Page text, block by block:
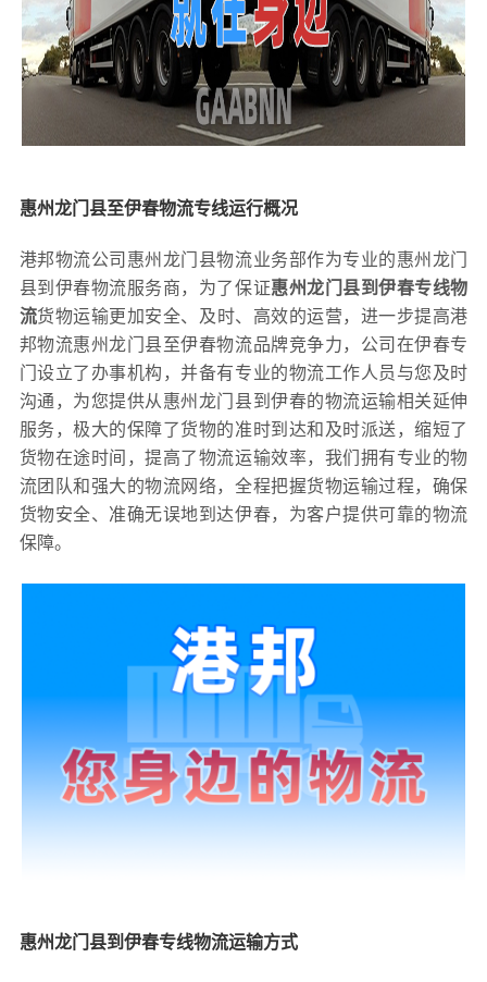
惠州龙门县至伊春物流专线运行概况
港邦物流公司惠州龙门县物流业务部作为专业的惠州龙门
县到伊春物流服务商，为了保证惠州龙门县到伊春专线物
流货物运输更加安全、及时、高效的运营，进一步提高港
邦物流惠州龙门县至伊春物流品牌竞争力，公司在伊春专
门设立了办事机构，并备有专业的物流工作人员与您及时
沟通，为您提供从惠州龙门县到伊春的物流运输相关延伸
服务，极大的保障了货物的准时到达和及时派送，缩短了
货物在途时间，提高了物流运输效率，我们拥有专业的物
流团队和强大的物流网络，全程把握货物运输过程，确保
货物安全、准确无误地到达伊春，为客户提供可靠的物流
保障。
惠州龙门县到伊春专线物流运输方式